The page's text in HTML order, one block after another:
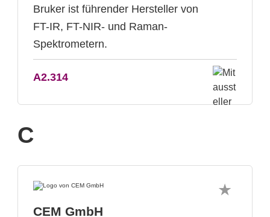
Bruker ist führender Hersteller von
FT-IR, FT-NIR- und Raman-
Spektrometern.
A2.314
C
CEM GmbH